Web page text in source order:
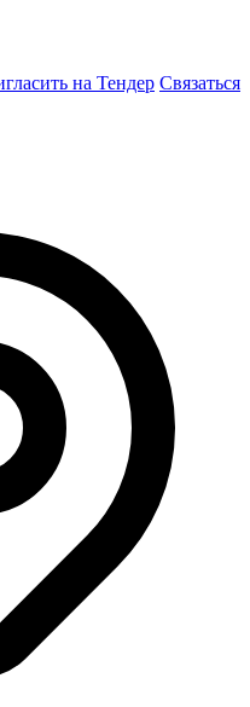
на Тендер Связаться